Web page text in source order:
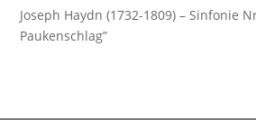
Joseph Haydn (1732-1809) – Sinfonie
Paukenschlag”